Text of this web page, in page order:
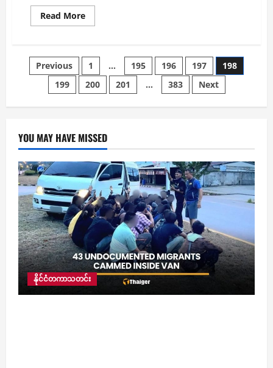
Read MoreRead
more
နဲ့
ဖယ်
ရီ
ကြို
ပို့
ဥ်
ရာက
မ
ဆိုင်
တဲ့
လမ်း
ဘေး
ထိုင်
နေ
သူ
သေဆုံး
ခဲ့
ရ
ရှာ
Posts
pagination
Previous 1 … 195 196 197
198
199
200 201 … 383 Next
YOU MAY HAVE MISSED
နိုင်ငံတကာသတင်း